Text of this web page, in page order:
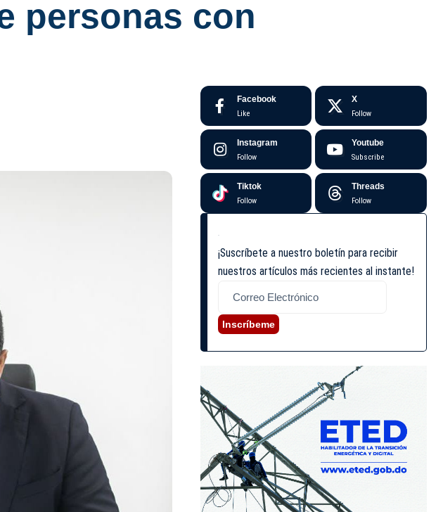
personas con
Facebook
Like
X
Follow
Instagram
Follow
Youtube
Subscribe
Tiktok
Follow
Threads
Follow
¡Suscríbete a nuestro boletín para recibir
nuestros artículos más recientes al instante!
Inscríbeme